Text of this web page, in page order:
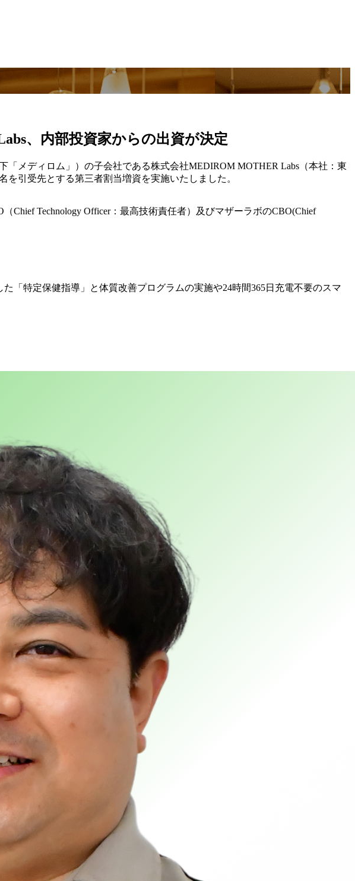
、内部投資家からの出資が決定
メディロム」）の子会社である株式会社MEDIROM MOTHER Labs（本社：東
引受先とする第三者割当増資を実施いたしました。
Technology Officer：最高技術責任者）及びマザーラボのCBO(Chief
「特定保健指導」と体質改善プログラムの実施や24時間365日充電不要のスマ